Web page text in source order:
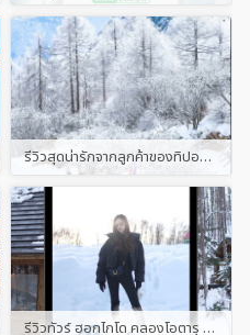
รีวิวสุดน่ารักจากลูกค้าของทิปออนทริปทัวร์ พร้อมแนบคลิป
รีวิวทัวร์ ฮอกไกโด คลองโอตารุ อาซาฮิกาว่า 6 วัน 4 คืน